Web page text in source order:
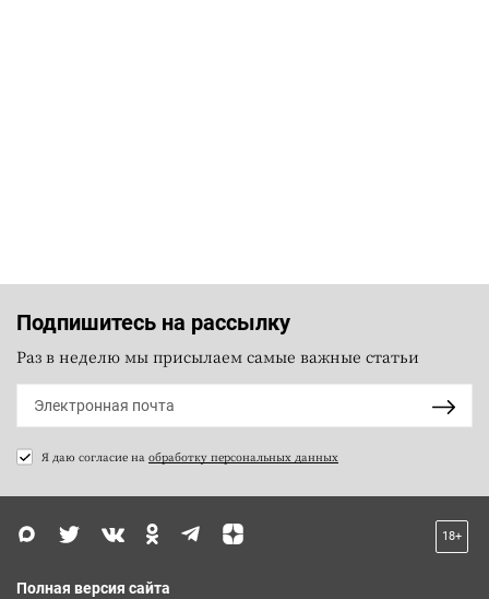
Подпишитесь на рассылку
Раз в неделю мы присылаем самые важные статьи
Я даю согласие на обработку персональных данных
18+
Полная версия сайта